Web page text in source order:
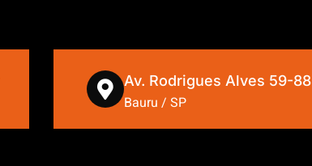
Av. Rodrigues Alves 59-88
Bauru / SP